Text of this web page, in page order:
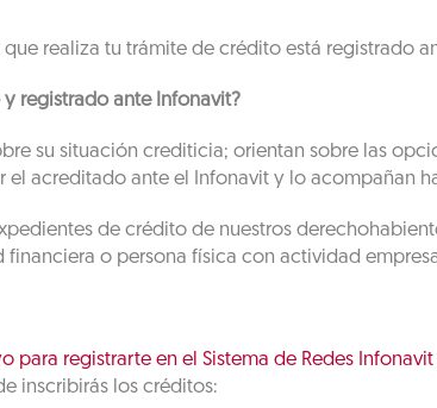
realiza tu trámite de crédito está registrado
registrado ante Infonavit?
su situación crediticia; orientan sobre las
acreditado ante el Infonavit y lo acompañan
de crédito de nuestros
o persona física con actividad
para registrarte en el Sistema de Redes Infonavit
inscribirás los créditos: